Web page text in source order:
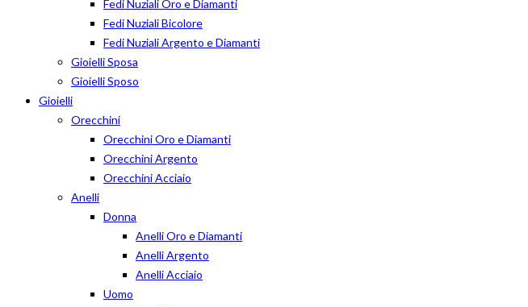
Fedi Nuziali Oro e Diamanti
Fedi Nuziali Bicolore
Fedi Nuziali Argento e Diamanti
Gioielli Sposa
Gioielli Sposo
Gioielli
Orecchini
Orecchini Oro e Diamanti
Orecchini Argento
Orecchini Acciaio
Anelli
Donna
Anelli Oro e Diamanti
Anelli Argento
Anelli Acciaio
Uomo